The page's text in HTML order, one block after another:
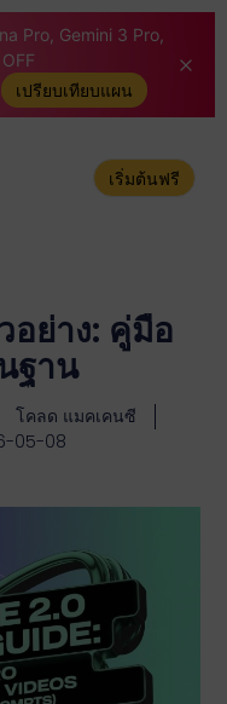
Pro, Gemini 3 Pro,
เปรียบเทียบแผน
เริ่มต้นฟรี
อย่าง: คู่มือ
ฐาน
โคลด แมคเคนซี
05-08